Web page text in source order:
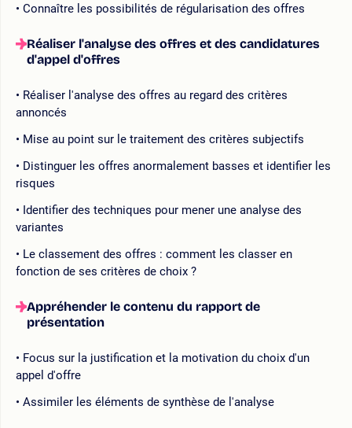
Connaître les possibilités de régularisation des offres
Réaliser l'analyse des offres et des candidatures
d'appel d'offres
Réaliser l'analyse des offres au regard des critères
annoncés
Mise au point sur le traitement des critères subjectifs
Distinguer les offres anormalement basses et identifier les
risques
Identifier des techniques pour mener une analyse des
variantes
Le classement des offres : comment les classer en
fonction de ses critères de choix ?
Appréhender le contenu du rapport de
présentation
Focus sur la justification et la motivation du choix d'un
appel d'offre
Assimiler les éléments de synthèse de l'analyse